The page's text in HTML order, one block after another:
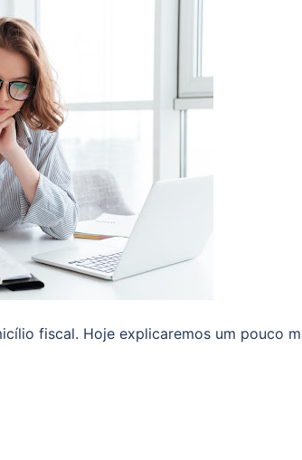
fiscal. Hoje explicaremos um pouco